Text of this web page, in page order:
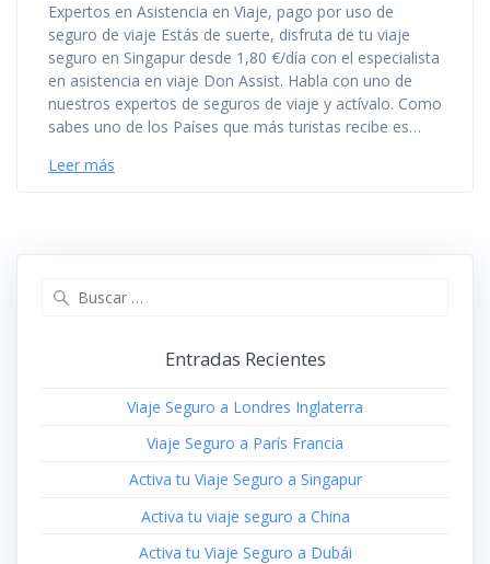
Expertos en Asistencia en Viaje, pago por uso de
seguro de viaje Estás de suerte, disfruta de tu viaje
seguro en Singapur desde 1,80 €/día con el especialista
en asistencia en viaje Don Assist. Habla con uno de
nuestros expertos de seguros de viaje y actívalo. Como
sabes uno de los Países que más turistas recibe es…
Leer más
Entradas Recientes
Viaje Seguro a Londres Inglaterra
Viaje Seguro a París Francia
Activa tu Viaje Seguro a Singapur
Activa tu viaje seguro a China
Activa tu Viaje Seguro a Dubái